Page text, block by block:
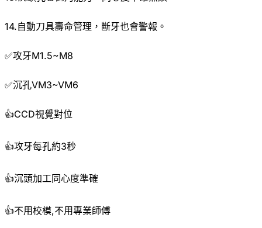
14.自動刀具壽命管理，斷牙也會警報。
✅攻牙M1.5~M8
✅沉孔VM3~VM6
👍CCD視覺對位
👍攻牙每孔約3秒
👍沉頭加工同心度準確
👍不用校模,不用專業師傅